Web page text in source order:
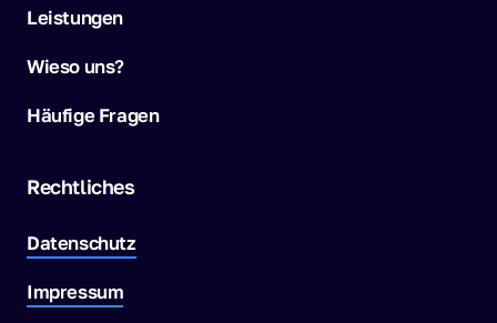
Leistungen
Wieso uns?
Häufige Fragen
Rechtliches
Datenschutz
Impressum